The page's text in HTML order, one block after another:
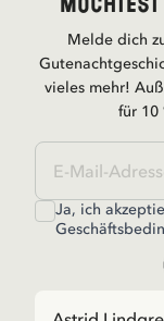
Melde dich
vieles mehr!
für 10
Ja, ich